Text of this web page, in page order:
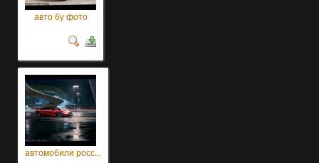
авто бу фото
автомобили росс...